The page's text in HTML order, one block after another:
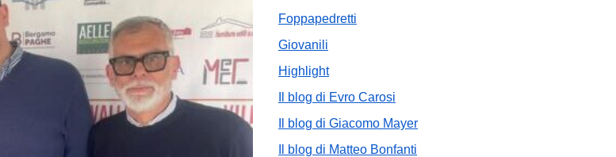
Foppapedretti
Giovanili
Highlight
Il blog di Evro Carosi
Il blog di Giacomo Mayer
Il blog di Matteo Bonfanti